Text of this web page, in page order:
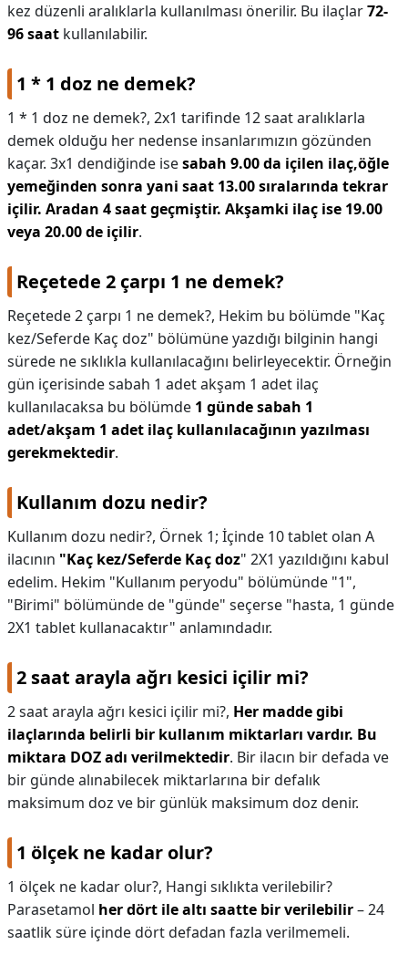
kez düzenli aralıklarla kullanılması önerilir. Bu ilaçlar72-
96 saat kullanılabilir.
1 * 1 doz ne demek?
1 * 1 doz ne demek?, 2x1 tarifinde 12 saat aralıklarla
demek olduğu her nedense insanlarımızın gözünden
kaçar. 3x1 dendiğinde isesabah 9.00 da içilen ilaç,öğle
yemeğinden sonra yani saat 13.00 sıralarında tekrar
içilir. Aradan 4 saat geçmiştir. Akşamki ilaç ise 19.00
veya 20.00 de içilir.
Reçetede 2 çarpı 1 ne demek?
Reçetede 2 çarpı 1 ne demek?, Hekim bu bölümde "Kaç
kez/Seferde Kaç doz" bölümüne yazdığı bilginin hangi
sürede ne sıklıkla kullanılacağını belirleyecektir. Örneğin
gün içerisinde sabah 1 adet akşam 1 adet ilaç
kullanılacaksa bu bölümde 1 günde sabah 1
adet/akşam 1 adet ilaç kullanılacağının yazılması
gerekmektedir.
Kullanım dozu nedir?
Kullanım dozu nedir?, Örnek 1; İçinde 10 tablet olan A
ilacının "Kaç kez/Seferde Kaç doz" 2X1 yazıldığını kabul
edelim. Hekim "Kullanım peryodu" bölümünde "1",
"Birimi" bölümünde de "günde" seçerse "hasta, 1 günde
2X1 tablet kullanacaktır" anlamındadır.
2 saat arayla ağrı kesici içilir mi?
2 saat arayla ağrı kesici içilir mi?, Her madde gibi
ilaçlarında belirli bir kullanım miktarları vardır. Bu
miktara DOZ adı verilmektedir. Bir ilacın bir defada ve
bir günde alınabilecek miktarlarına bir defalık
maksimum doz ve bir günlük maksimum doz denir.
1 ölçek ne kadar olur?
1 ölçek ne kadar olur?, Hangi sıklıkta verilebilir?
Parasetamol her dört ile altı saatte bir verilebilir– 24
saatlik süre içinde dört defadan fazla verilmemeli.